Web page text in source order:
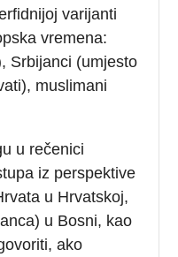
varijanti
vremena:
Srbijanci (umjesto
muslimani
u rečenici
iz perspektive
u Hrvatskoj,
u Bosni, kao
ako